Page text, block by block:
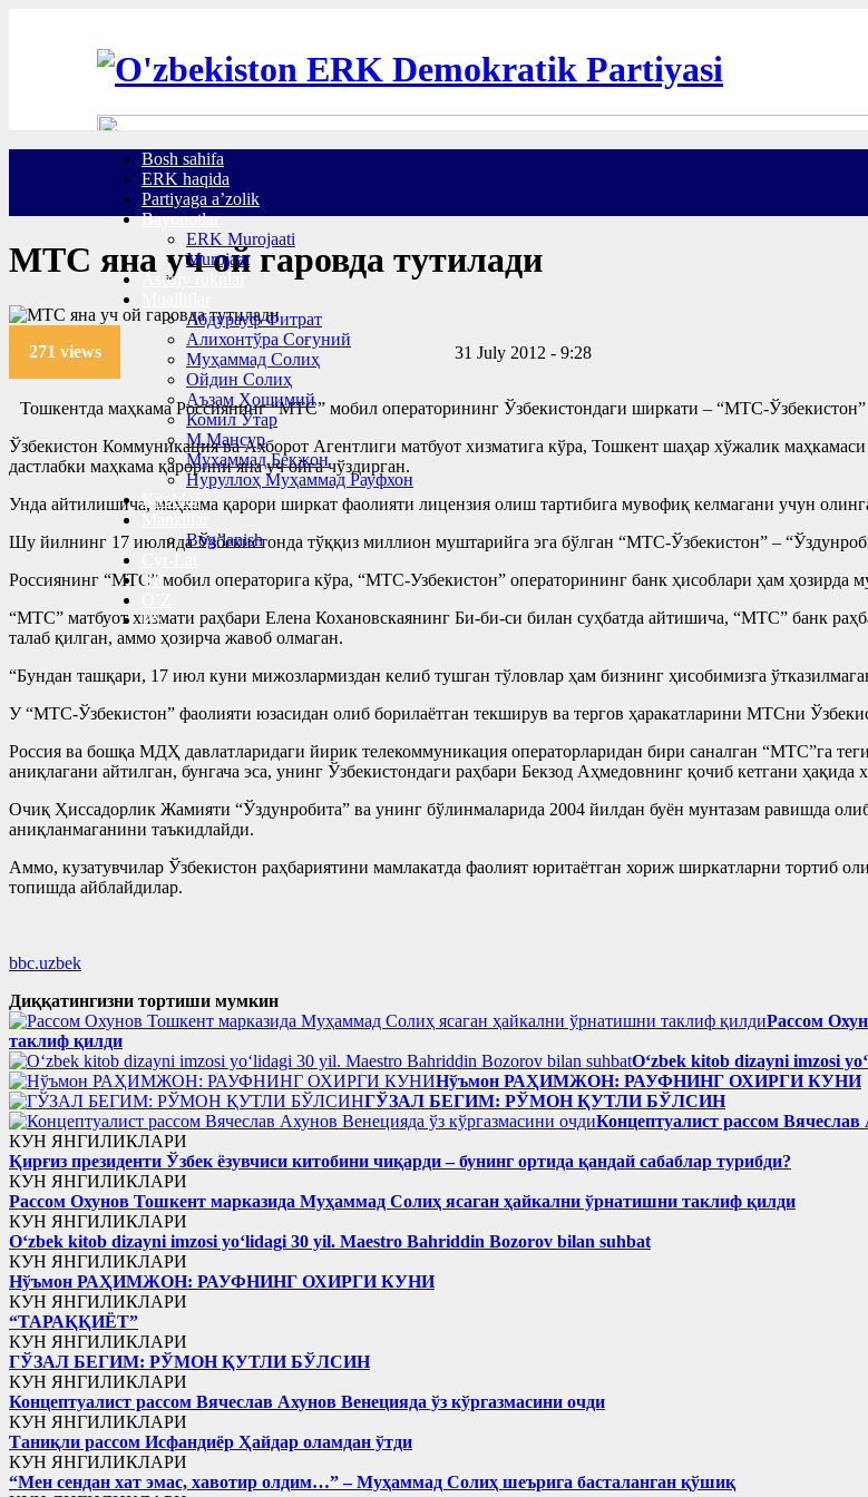
Bosh sahifa
ERK haqida
Partiyaga a’zolik
Bayonotlar
ERK Murojaati
Murojaat
Asosiy ruknlar
Абдурауф Фитрат
Алихонтўра Соғуний
Муҳаммад Солиҳ
Ойдин Солиҳ
Аъзам Ҳошимий
Комил Ўтар
М.Мансур
Муҳаммад Бекжон
Нуруллоҳ Муҳаммад Рауфхон
Kitoblar
Manzillar
Bog’lanish
TR
РУ
МТС яна уч ой гаровда тутилади
271 views 31 July 2012 - 9:28
Тошкентда маҳкама Россиянинг “МТС” мобил операторининг Ўзбекистондаги ширкати – “МТС-Ўзбекистон”
Ўзбекистон Коммуникация ва Ахборот Агентлиги матбуот хизматига кўра, Тошкент шаҳар хўжалик
дастлабки маҳкама қарорини яна уч ойга чўздирган.
Унда айтилишича, маҳкама қарори ширкат фаолияти лицензия олиш тартибига мувофиқ келмагани учун
Шу йилнинг 17 июлида Ўзбекистонда тўққиз миллион муштарийга эга бўлган “МТС-Ўзбекистон” –
Россиянинг “МТС” мобил операторига кўра, “МТС-Узбекистон” операторининг банк ҳисоблари ҳам ҳозирда
“МТС” матбуот хизмати раҳбари Елена Кохановскаянинг Би-би-си билан суҳбатда айтишича, “МТС” банк
талаб қилган, аммо ҳозирча жавоб олмаган.
“Бундан ташқари, 17 июл куни мижозлармиздан келиб тушган тўловлар ҳам бизнинг ҳисобимизга
У “МТС-Ўзбекистон” фаолияти юзасидан олиб борилаётган текширув ва тергов ҳаракатларини МТСни
Россия ва бошқа МДҲ давлатларидаги йирик телекоммуникация операторларидан бири саналган “МТС”га
аниқлагани айтилган, бунгача эса, унинг Ўзбекистондаги раҳбари Бекзод Аҳмедовнинг қочиб кетгани ҳақида
Очиқ Ҳиссадорлик Жамияти “Ўздунробита” ва унинг бўлинмаларида 2004 йилдан буён мунтазам равишда
аниқланмаганини таъкидлайди.
Аммо, кузатувчилар Ўзбекистон раҳбариятини мамлакатда фаолият юритаётган хориж ширкатларни тортиб
топишда айблайдилар.
bbc.uzbek
Диққатингизни тортиши мумкин
Рассом
таклиф қилди
Oʻzbek kitob dizayni imzosi
Нўъмон РАҲИМЖОН: РАУФНИНГ ОХИРГИ КУНИ
ГЎЗАЛ БЕГИМ: РЎМОН ҚУТЛИ БЎЛСИН
Концептуалист рассом
КУН ЯНГИЛИКЛАРИ
Қирғиз президенти Ўзбек ёзувчиси китобини чиқарди – бунинг ортида қандай сабаблар турибди?
КУН ЯНГИЛИКЛАРИ
Рассом Охунов Тошкент марказида Муҳаммад Солиҳ яcаган ҳайкални ўрнатишни таклиф қилди
КУН ЯНГИЛИКЛАРИ
Oʻzbek kitob dizayni imzosi yoʻlidagi 30 yil. Maestro Bahriddin Bozorov bilan suhbat
КУН ЯНГИЛИКЛАРИ
Нўъмон РАҲИМЖОН: РАУФНИНГ ОХИРГИ КУНИ
КУН ЯНГИЛИКЛАРИ
“ТАРАҚҚИЁТ”
КУН ЯНГИЛИКЛАРИ
ГЎЗАЛ БЕГИМ: РЎМОН ҚУТЛИ БЎЛСИН
КУН ЯНГИЛИКЛАРИ
Концептуалист рассом Вячеслав Ахунов Венецияда ўз кўргазмасини очди
КУН ЯНГИЛИКЛАРИ
Таниқли рассом Исфандиёр Ҳайдар оламдан ўтди
КУН ЯНГИЛИКЛАРИ
“Мен сендан хат эмас, хавотир олдим…” – Муҳаммад Солиҳ шеърига басталанган қўшиқ